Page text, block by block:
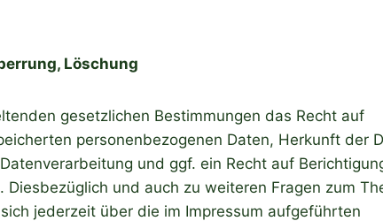
Löschung
gesetzlichen Bestimmungen das Recht auf
personenbezogenen Daten, Herkunft der
und ggf. ein Recht auf
und auch zu weiteren Fragen zum
jederzeit über die im Impressum aufgeführten